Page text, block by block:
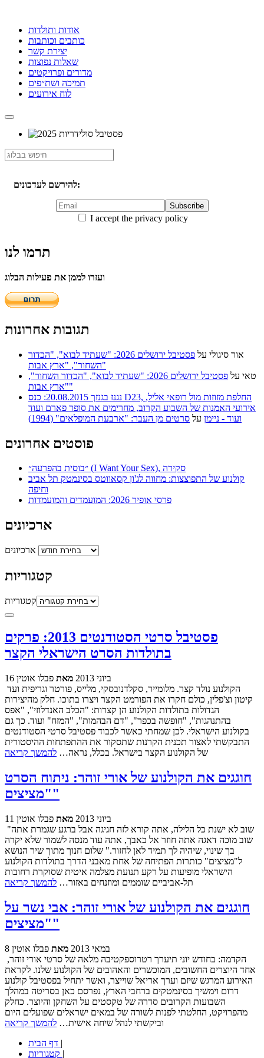
אודות ותולדות
כותבים וכותבות
יצירת קשר
שאלות נפוצות
מדורים ופרויקטים
תמיכה ושת״פים
לוח אירועים
להירשם לעדכונים:
I accept the privacy policy
תרמו לנו
ועזרו לממן את פעילות הבלוג
תגובות אחרונות
אור סיגולי על
פסטיבל ירושלים 2026: "שעתיד לבוא", "הכדור
השחור", "ארץ אבות"
טאי על
פסטיבל ירושלים 2026: "שעתיד לבוא", "הכדור השחור",
"ארץ אבות"
נגנז בגנזך 20.08.2015: כנס D23, החלפת מזוזות מול רופאי אליל,
אירועי האמנות של השבוע הקרוב, מחרימים את סופר פארם ועוד
ועוד - ניימן על סרטים מן העבר: "ארבעת המופלאים" (1994)
פוסטים אחרונים
״בוסית בהפרעה״ (I Want Your Sex), סקירה
קולנוע של התפוצצות: מחווה לג'ון קסאווטס בסינמטק תל אביב
וחיפה
פרסי אופיר 2026: המועמדים והמועמדות
ארכיונים
ארכיונים
קטגוריות
קטגוריות
פסטיבל סרטי הסטודנטים 2013: פרקים
בתולדות הסרט הישראלי הקצר
16 ביוני 2013 מאת פבלו אוטין
קיטון וצ'פלין, כולם חקרו את הפורמט הקצר ויצרו בתוכו. חלק מהיצירות
הגדולות בתולדות הקולנוע הן קצרות: "הכלב האנדלוזי", "אפס
בהתנהגות", "חופשה בכפר", "דם הבהמות", "המזח" ועוד. כך גם
בקולנוע הישראלי. לכן שמחתי כאשר לכבוד פסטיבל סרטי הסטודנטים
התבקשתי לאצור תכנית הקרנות שתסקור את ההתפתחות ההיסטורית
של הקולנוע הקצר בישראל. בכלל, נראה… להמשך קריאה
חוגגים את הקולנוע של אורי זוהר: ניתוח הסרט
"מציצים"
11 ביוני 2013 מאת פבלו אוטין
"שוב לא ישנת כל הלילה, אתה קורא לזה חגיגה אבל ברגע שגמרת אתה
שוב מוכה דאגה אתה חוזר אל כאבך, אתה עוד מנסה לשמור שלא יקרה
בך שינוי, שיהיה לך תמיד לאן לחזור." שלום חנוך מתוך שיר הנושא
ל"מציצים" כותרות הפתיחה של אחת מאבני הדרך בתולדות הקולנוע
הישראלי מופיעות על רקע תנועת מצלמה איטית שסוקרת רחובות
תל-אביביים שוממים ומוזנחים באזור… להמשך קריאה
חוגגים את הקולנוע של אורי זוהר: אבי נשר על
"מציצים"
8 במאי 2013 מאת פבלו אוטין
אחד היוצרים החשובים, המוכשרים והאהובים של הקולנוע שלנו. לקראת
האירוע המרגש שיזם וערך אריאל שוייצר, ואשר יתחיל בפסטיבל קולנוע
דרום וימשיך בסינמטקים ברחבי הארץ, נפרסם כאן בסריטה במהלך
השבועות הקרובים סדרה של טקסטים על השחקן והיוצר. כחלק
מהפרויקט, החלטתי לפנות לשורה של במאים ישראלים שפועלים היום
וביקשתי לנהל שיחה אישית… להמשך קריאה
|
|